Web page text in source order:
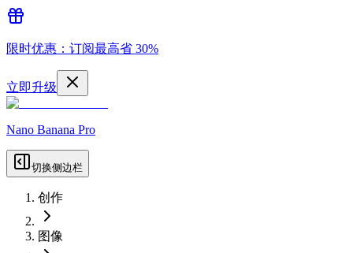
限时优惠：订阅最高省 30%
立即升级
Nano Banana Pro
切换侧边栏
创作
图像